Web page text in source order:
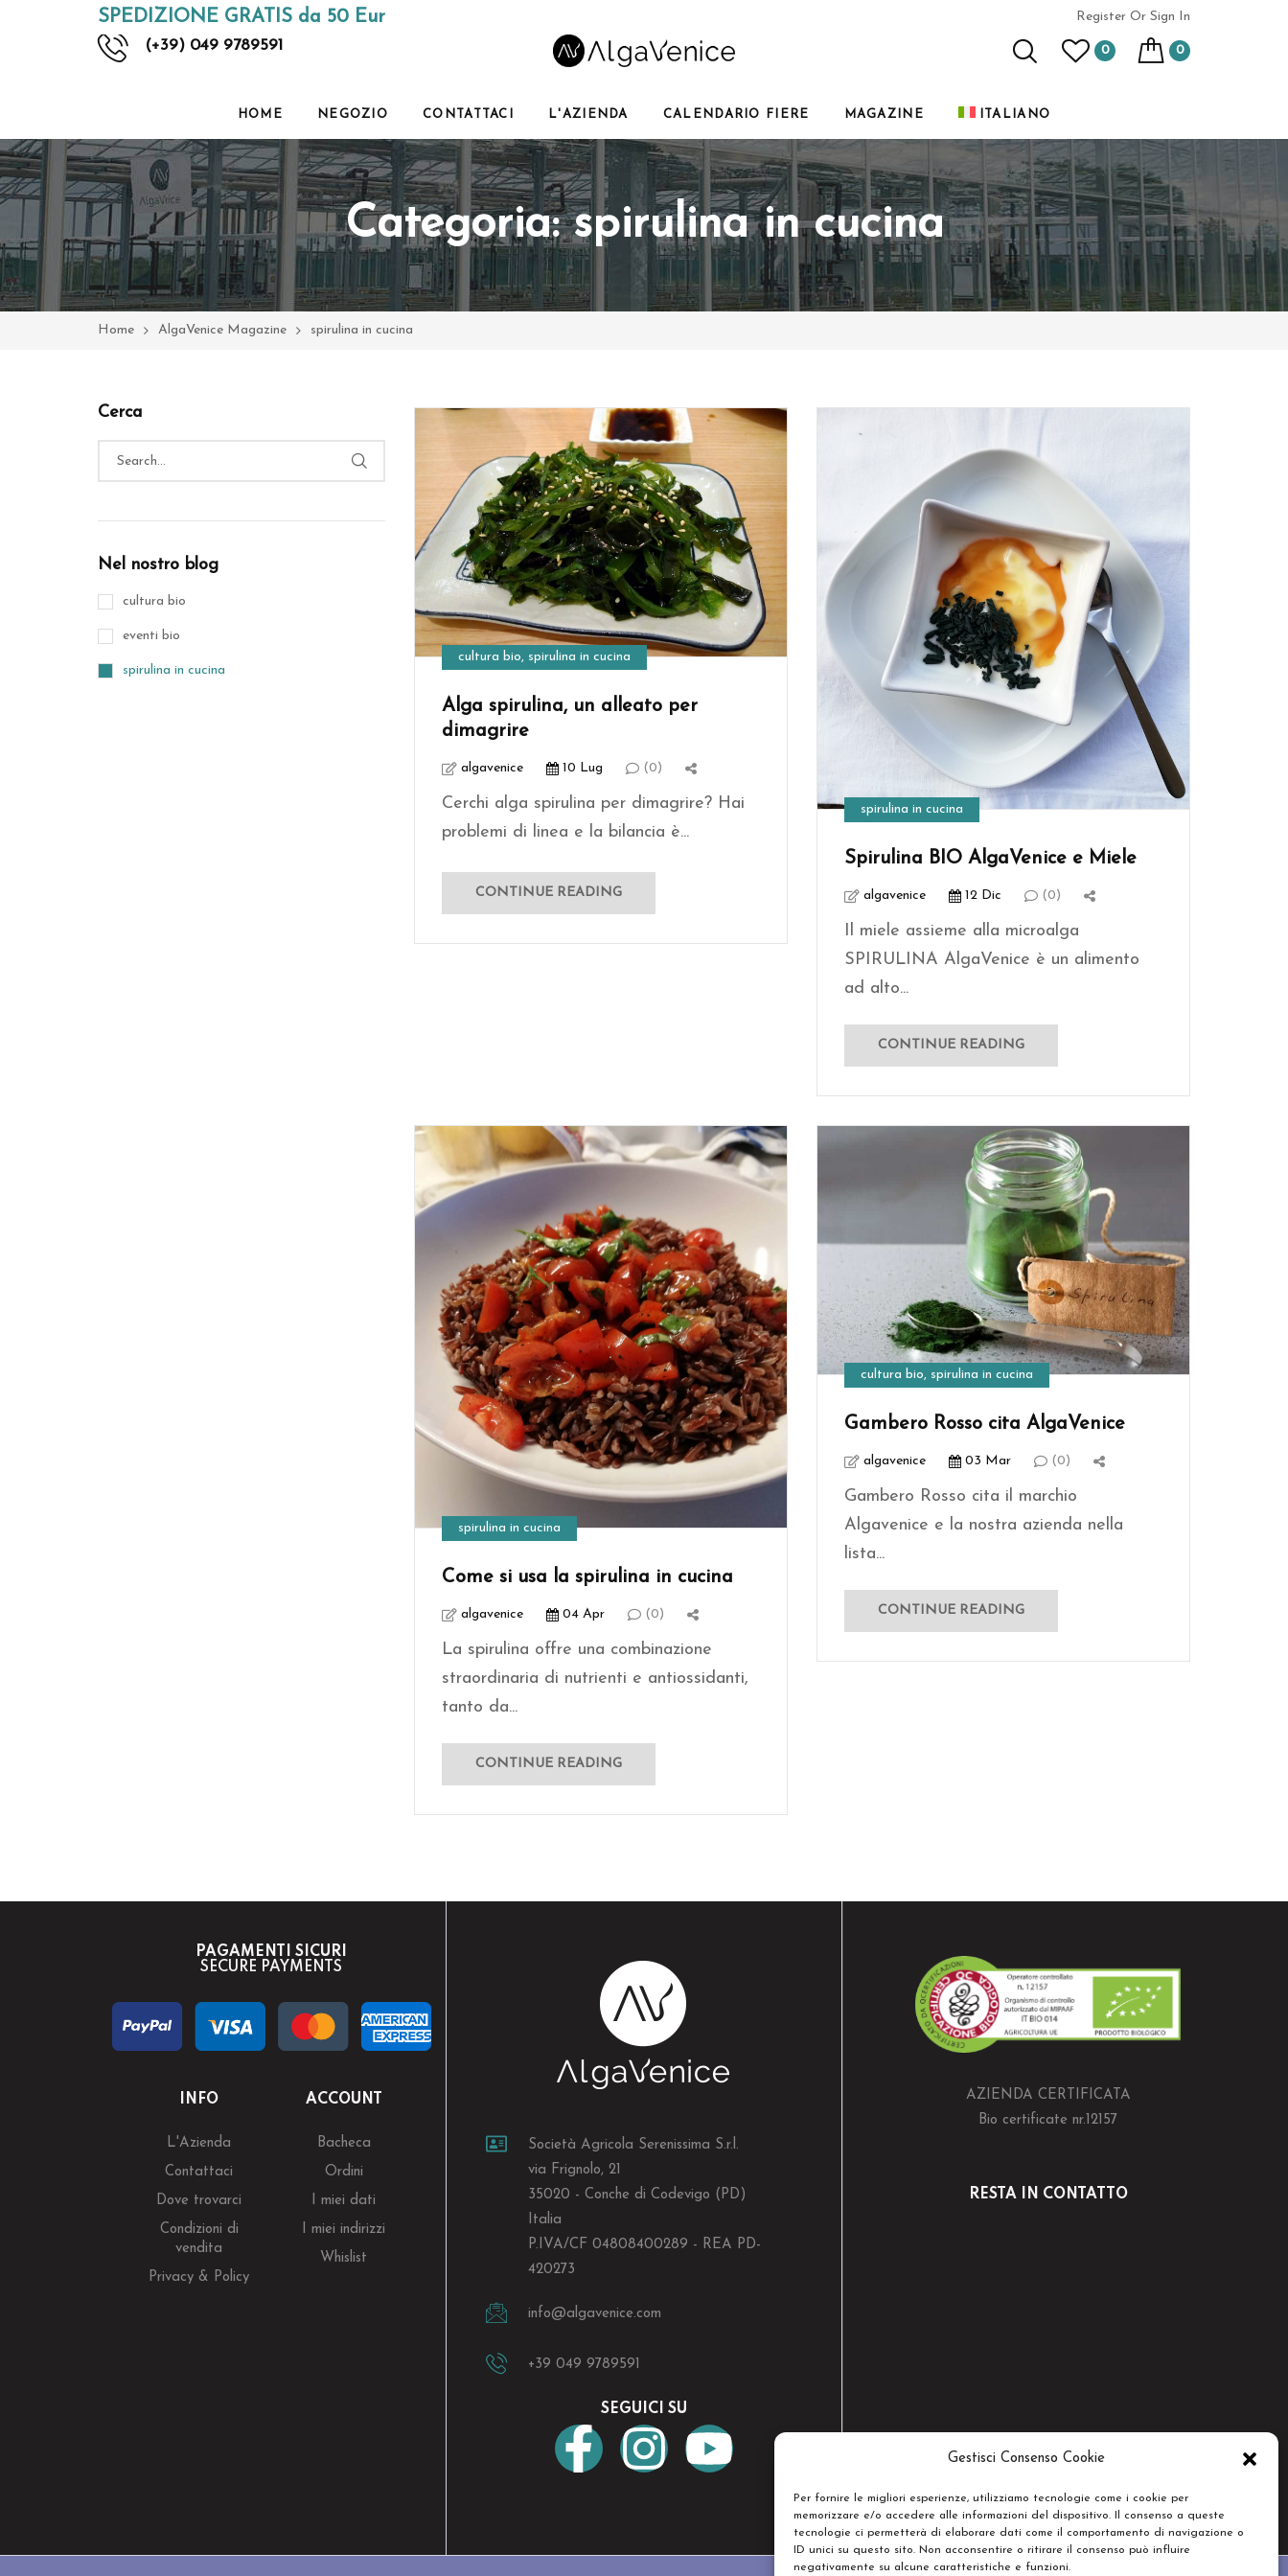
Gestisci Consenso Cookie
Per fornire le migliori esperienze, utilizziamo tecnologie come i cookie per
memorizzare e/o accedere alle informazioni del dispositivo. Il consenso a queste
tecnologie ci permetterà di elaborare dati come il comportamento di navigazione o
ID unici su questo sito. Non acconsentire o ritirare il consenso può influire
negativamente su alcune caratteristiche e funzioni.
SPEDIZIONE GRATIS da 50 Eur Register Or Sign In
(+39) 049 9789591 0 0
HOME NEGOZIO CONTATTACI L'AZIENDA CALENDARIO FIERE MAGAZINE ITALIANO
Categoria:spirulina in cucina
Home AlgaVenice Magazine spirulina in cucina
cultura bio, spirulina in cucina
Alga spirulina, un alleato per
dimagrire
algavenice 10 Lug (0)
Cerchi alga spirulina per dimagrire? Hai
problemi di linea e la bilancia è...
CONTINUE READING
spirulina in cucina
Spirulina BIO AlgaVenice e Miele
algavenice 12 Dic (0)
Il miele assieme alla microalga
SPIRULINA AlgaVenice è un alimento
ad alto...
CONTINUE READING
spirulina in cucina
Come si usa la spirulina in cucina
algavenice 04 Apr (0)
La spirulina offre una combinazione
straordinaria di nutrienti e antiossidanti,
tanto da...
CONTINUE READING
cultura bio, spirulina in cucina
Gambero Rosso cita AlgaVenice
algavenice 03 Mar (0)
Gambero Rosso cita il marchio
Algavenice e la nostra azienda nella
lista...
CONTINUE READING
Cerca
Nel nostro blog
cultura bio
eventi bio
spirulina in cucina
PAGAMENTI SICURI
SECURE PAYMENTS
INFO
L'Azienda
Contattaci
Dove trovarci
Condizioni di
vendita
Privacy & Policy
ACCOUNT
Bacheca
Ordini
I miei dati
I miei indirizzi
Whislist
Società Agricola Serenissima S.r.l.
via Frignolo, 21
35020 - Conche di Codevigo (PD)
Italia
P.IVA/CF 04808400289 - REA PD-
420273
info@algavenice.com
+39 049 9789591
SEGUICI SU
AZIENDA CERTIFICATA
Bio certificate nr.12157
RESTA IN CONTATTO